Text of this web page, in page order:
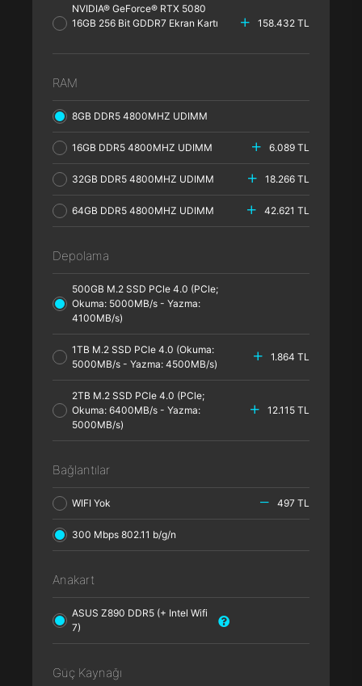
NVIDIA® GeForce® RTX 5080
16GB 256 Bit GDDR7 Ekran Kartı
158.432 TL
RAM
8GB DDR5 4800MHZ UDIMM
16GB DDR5 4800MHZ UDIMM 6.089 TL
32GB DDR5 4800MHZ UDIMM 18.266 TL
64GB DDR5 4800MHZ UDIMM 42.621 TL
Depolama
500GB M.2 SSD PCle 4.0 (PCle;
Okuma: 5000MB/s - Yazma:
4100MB/s)
1TB M.2 SSD PCle 4.0 (Okuma:
5000MB/s - Yazma: 4500MB/s)
1.864 TL
2TB M.2 SSD PCle 4.0 (PCle;
Okuma: 6400MB/s - Yazma:
5000MB/s)
12.115 TL
Bağlantılar
WIFI Yok 497 TL
300 Mbps 802.11 b/g/n
Anakart
ASUS Z890 DDR5 (+ Intel Wifi
7)
Güç Kaynağı